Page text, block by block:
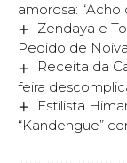
amorosa:
Zendaya e
Pedido de
Receita da
feira
Estilista
“Kandengue”